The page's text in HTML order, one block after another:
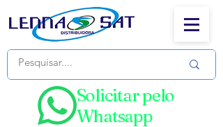
Solicitar pelo
Whatsapp